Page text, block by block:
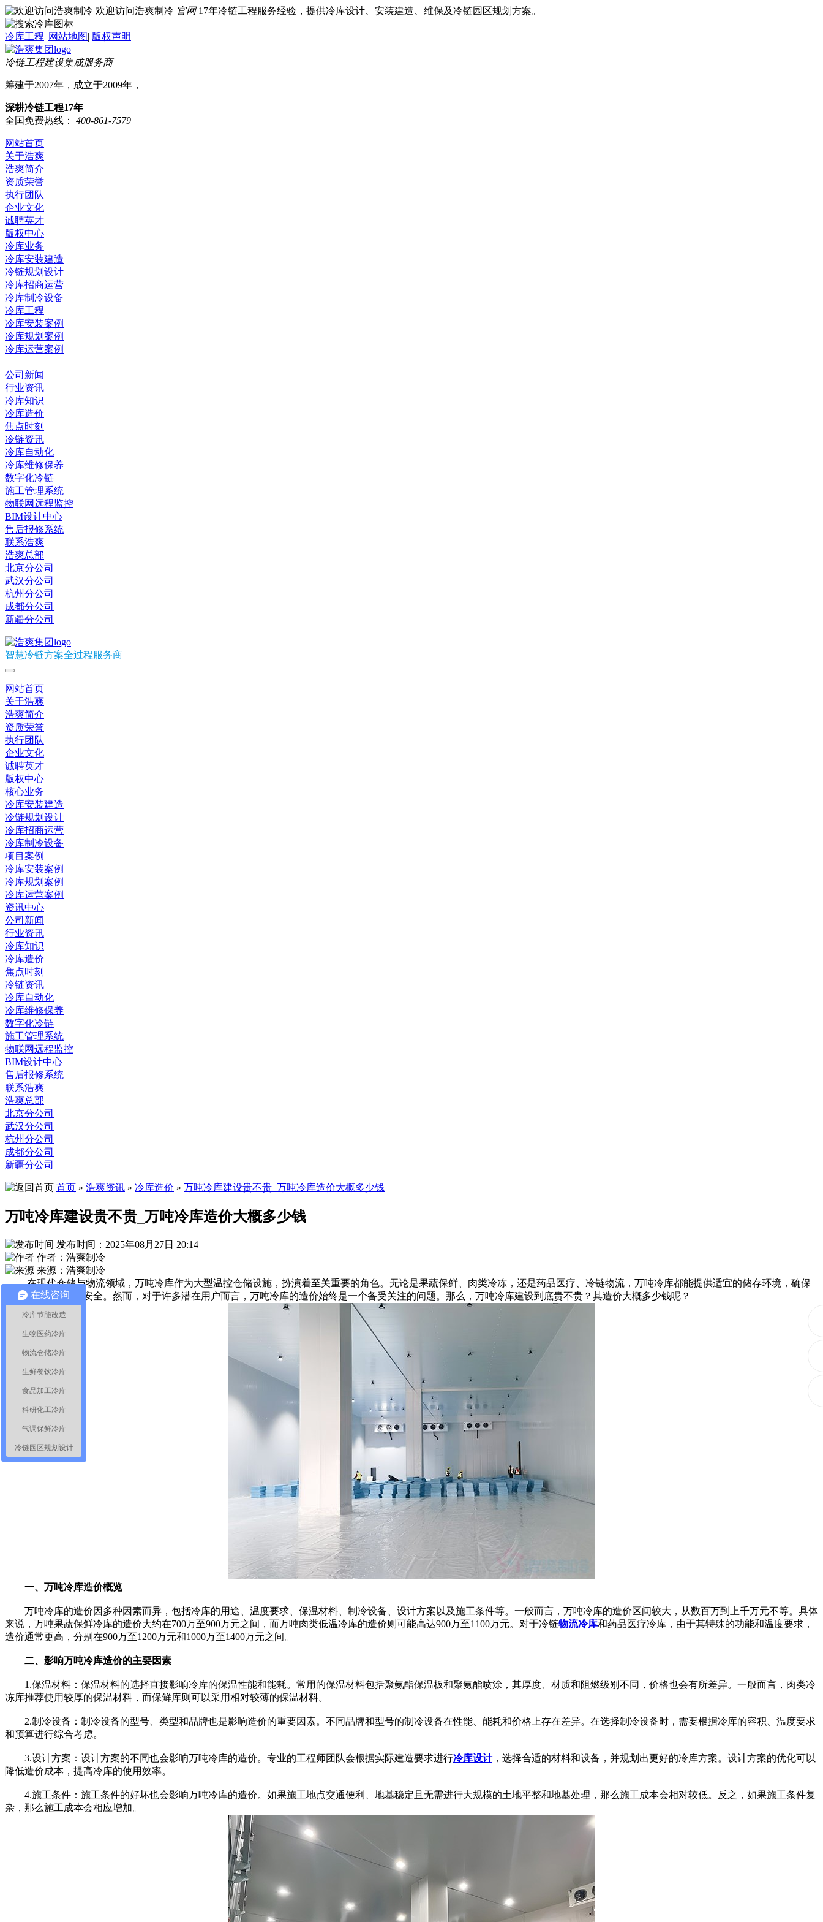
欢迎访问浩爽制冷 官网 17年冷链工程服务经验，提供冷库设计、安装建造、维保及冷链园区规划方案。
冷库工程| 网站地图| 版权声明
冷链工程建设集成服务商
筹建于2007年，成立于2009年，
深耕冷链工程17年
全国免费热线：
400-861-7579
网站首页
关于浩爽
浩爽简介
资质荣誉
执行团队
企业文化
诚聘英才
版权中心
冷库业务
冷库安装建造
冷链规划设计
冷库招商运营
冷库制冷设备
冷库工程
冷库安装案例
冷库规划案例
冷库运营案例
公司新闻
行业资讯
冷库知识
冷库造价
焦点时刻
冷链资讯
冷库自动化
冷库维修保养
数字化冷链
施工管理系统
物联网远程监控
BIM设计中心
售后报修系统
联系浩爽
浩爽总部
北京分公司
武汉分公司
杭州分公司
成都分公司
新疆分公司
智慧冷链方案全过程服务商
网站首页
关于浩爽
浩爽简介
资质荣誉
执行团队
企业文化
诚聘英才
版权中心
核心业务
冷库安装建造
冷链规划设计
冷库招商运营
冷库制冷设备
项目案例
冷库安装案例
冷库规划案例
冷库运营案例
资讯中心
公司新闻
行业资讯
冷库知识
冷库造价
焦点时刻
冷链资讯
冷库自动化
冷库维修保养
数字化冷链
施工管理系统
物联网远程监控
BIM设计中心
售后报修系统
联系浩爽
浩爽总部
北京分公司
武汉分公司
杭州分公司
成都分公司
新疆分公司
首页 » 浩爽资讯 » 冷库造价 » 万吨冷库建设贵不贵_万吨冷库造价大概多少钱
万吨冷库建设贵不贵_万吨冷库造价大概多少钱
发布时间：2025年08月27日 20:14
作者：浩爽制冷
来源：浩爽制冷
在现代仓储与物流领域，万吨冷库作为大型温控仓储设施，扮演着至关重要的角色。无论是果蔬保鲜、肉类冷冻，还是药品医疗、冷链物流，万吨冷库都能提供适宜的储存环境，确保
各类产品的品质与安全。然而，对于许多潜在用户而言，万吨冷库的造价始终是一个备受关注的问题。那么，万吨冷库建设到底贵不贵？其造价大概多少钱呢？
一、万吨冷库造价概览
万吨冷库的造价因多种因素而异，包括冷库的用途、温度要求、保温材料、制冷设备、设计方案以及施工条件等。一般而言，万吨冷库的造价区间较大，从数百万到上千万元不等。具体
来说，万吨果蔬保鲜冷库的造价大约在700万至900万元之间，而万吨肉类低温冷库的造价则可能高达900万至1100万元。对于冷链物流冷库和药品医疗冷库，由于其特殊的功能和温度要求，
造价通常更高，分别在900万至1200万元和1000万至1400万元之间。
二、影响万吨冷库造价的主要因素
1.保温材料：保温材料的选择直接影响冷库的保温性能和能耗。常用的保温材料包括聚氨酯保温板和聚氨酯喷涂，其厚度、材质和阻燃级别不同，价格也会有所差异。一般而言，肉类冷
冻库推荐使用较厚的保温材料，而保鲜库则可以采用相对较薄的保温材料。
2.制冷设备：制冷设备的型号、类型和品牌也是影响造价的重要因素。不同品牌和型号的制冷设备在性能、能耗和价格上存在差异。在选择制冷设备时，需要根据冷库的容积、温度要求
和预算进行综合考虑。
3.设计方案：设计方案的不同也会影响万吨冷库的造价。专业的工程师团队会根据实际建造要求进行冷库设计，选择合适的材料和设备，并规划出更好的冷库方案。设计方案的优化可以
降低造价成本，提高冷库的使用效率。
4.施工条件：施工条件的好坏也会影响万吨冷库的造价。如果施工地点交通便利、地基稳定且无需进行大规模的土地平整和地基处理，那么施工成本会相对较低。反之，如果施工条件复
杂，那么施工成本会相应增加。
在线咨询
冷库节能改造
生物医药冷库
物流仓储冷库
生鲜餐饮冷库
食品加工冷库
科研化工冷库
气调保鲜冷库
冷链园区规划设计